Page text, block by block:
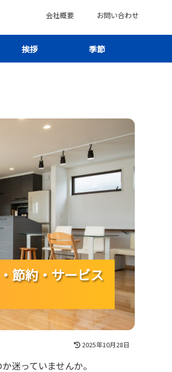
会社概要 お問い合わせ
挨拶 季節
暮らしがもっと快適に
節約・サービス
節約・サービス
節約・サービス
2025年10月28日
迷っていませんか。